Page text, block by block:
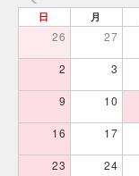
日 月
26 27
2 3
9 10
16 17
23 24